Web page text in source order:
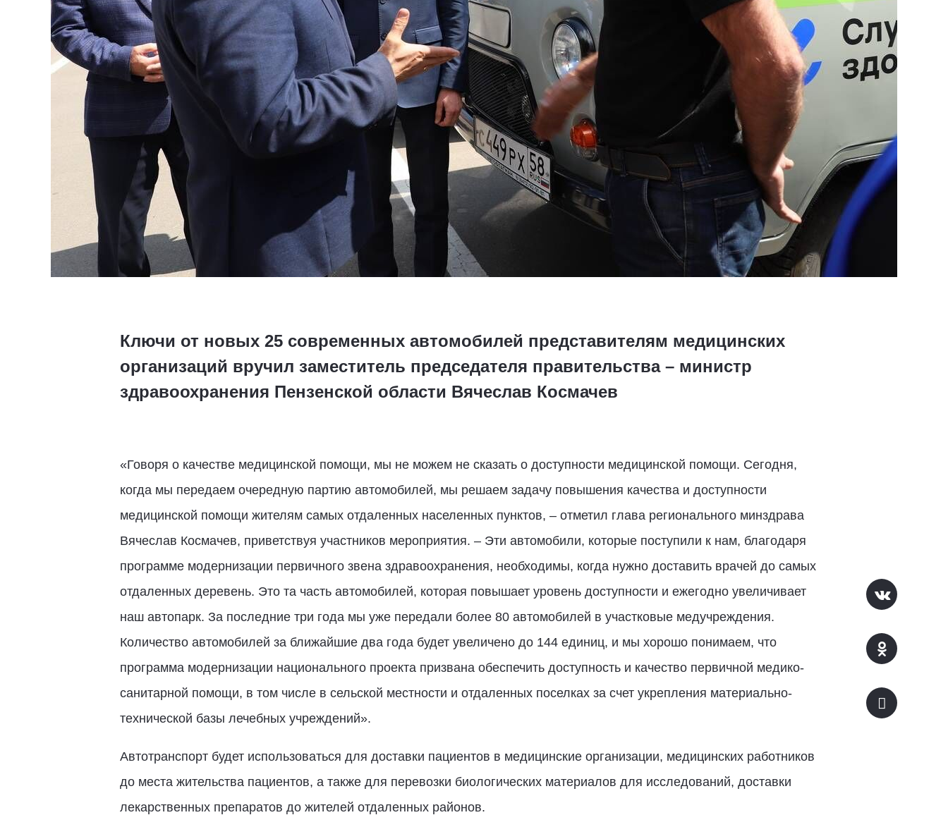
Ключи от новых 25 современных автомобилей представителям медицинских
организаций вручил заместитель председателя правительства – министр
здравоохранения Пензенской области Вячеслав Космачев
«Говоря о качестве медицинской помощи, мы не можем не сказать о доступности медицинской помощи. Сегодня,
когда мы передаем очередную партию автомобилей, мы решаем задачу повышения качества и доступности
медицинской помощи жителям самых отдаленных населенных пунктов, – отметил глава регионального минздрава
Вячеслав Космачев, приветствуя участников мероприятия. – Эти автомобили, которые поступили к нам, благодаря
программе модернизации первичного звена здравоохранения, необходимы, когда нужно доставить врачей до самых
отдаленных деревень. Это та часть автомобилей, которая повышает уровень доступности и ежегодно увеличивает
наш автопарк. За последние три года мы уже передали более 80 автомобилей в участковые медучреждения.
Количество автомобилей за ближайшие два года будет увеличено до 144 единиц, и мы хорошо понимаем, что
программа модернизации национального проекта призвана обеспечить доступность и качество первичной медико-
санитарной помощи, в том числе в сельской местности и отдаленных поселках за счет укрепления материально-
технической базы лечебных учреждений».
Автотранспорт будет использоваться для доставки пациентов в медицинские организации, медицинских работников
до места жительства пациентов, а также для перевозки биологических материалов для исследований, доставки
лекарственных препаратов до жителей отдаленных районов.